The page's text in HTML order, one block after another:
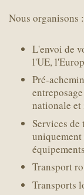
Nous organisons :
L'envoi de
l'UE,
Pré-
nationale
Services
uniquement
Transport
Transports